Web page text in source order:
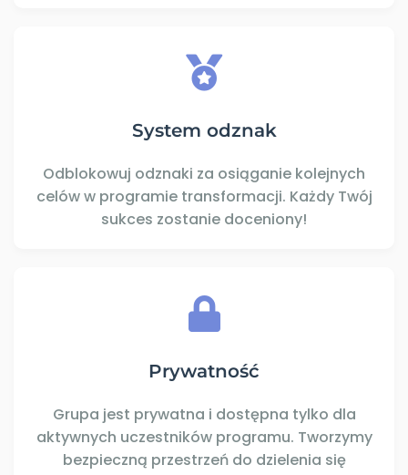
System odznak
Odblokowuj odznaki za osiąganie kolejnych
celów w programie transformacji. Każdy Twój
sukces zostanie doceniony!
Prywatność
Grupa jest prywatna i dostępna tylko dla
aktywnych uczestników programu. Tworzymy
bezpieczną przestrzeń do dzielenia się